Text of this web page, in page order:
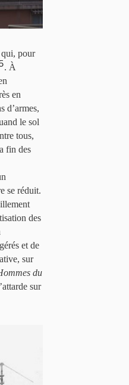
qui, pour
. À
en
d’armes,
le sol
tous,
fin des
se réduit.
des
et de
sur
du
sur